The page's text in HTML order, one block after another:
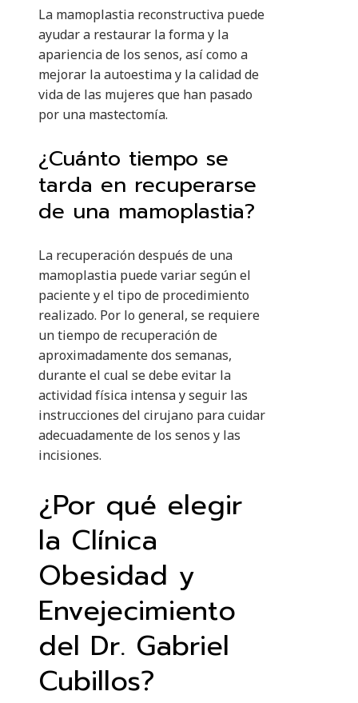
La mamoplastia reconstructiva puede
ayudar a restaurar la forma y la
apariencia de los senos, así como a
mejorar la autoestima y la calidad de
vida de las mujeres que han pasado
por una mastectomía.
¿Cuánto tiempo se
tarda en recuperarse
de una mamoplastia?
La recuperación después de una
mamoplastia puede variar según el
paciente y el tipo de procedimiento
realizado. Por lo general, se requiere
un tiempo de recuperación de
aproximadamente dos semanas,
durante el cual se debe evitar la
actividad física intensa y seguir las
instrucciones del cirujano para cuidar
adecuadamente de los senos y las
incisiones.
¿Por qué elegir
la Clínica
Obesidad y
Envejecimiento
del Dr. Gabriel
Cubillos?